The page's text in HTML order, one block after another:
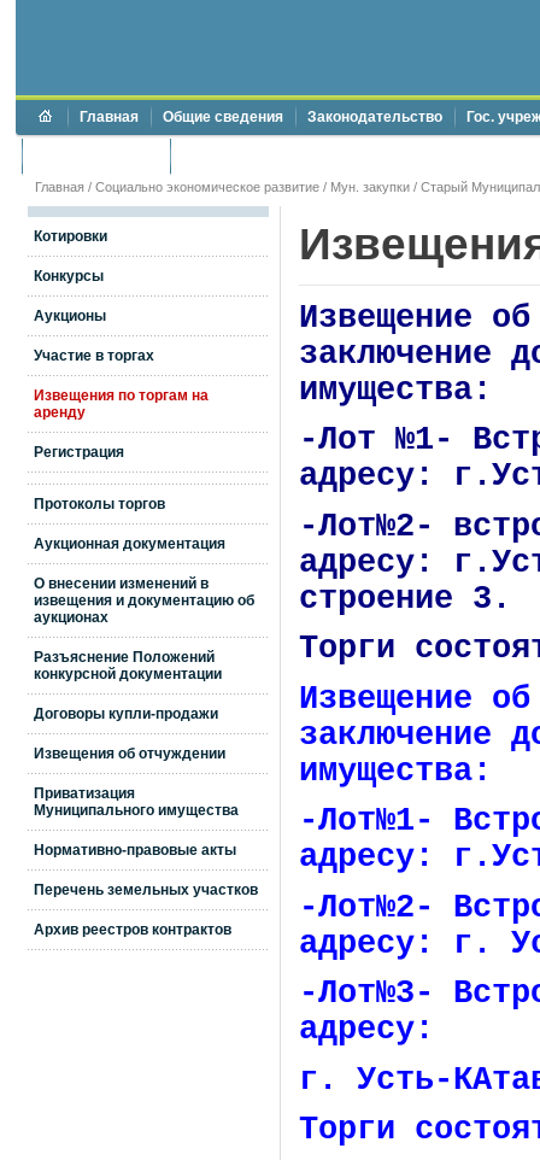
Главная Общие сведения Законодательство Гос.
Главная / Социально экономическое развитие / Мун. закупки / Старый
Котировки
Конкурсы
Аукционы
Участие в торгах
Извещения по торгам на
аренду
Регистрация
Протоколы торгов
Аукционная документация
О внесении изменений в
извещения и документацию об
аукционах
Разъяснение Положений
конкурсной документации
Договоры купли-продажи
Извещения об отчуждении
Приватизация
Муниципального имущества
Нормативно-правовые акты
Перечень земельных участков
Архив реестров контрактов
Извещение
заключение
имущества:
-Лот №1-
адресу:
-Лот№2-
адресу:
строение 3.
Торги
Извещение
заключение
имущества:
-Лот№1-
адресу:
-Лот№2-
адресу: г.
-Лот№3-
адресу:
г. Усть-
Торги